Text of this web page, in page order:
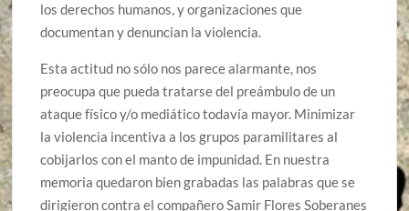
los derechos humanos, y organizaciones que
documentan y denuncian la violencia.
Esta actitud no sólo nos parece alarmante, nos
preocupa que pueda tratarse del preámbulo de un
ataque físico y/o mediático todavía mayor. Minimizar
la violencia incentiva a los grupos paramilitares al
cobijarlos con el manto de impunidad. En nuestra
memoria quedaron bien grabadas las palabras que se
dirigieron contra el compañero Samir Flores Soberanes